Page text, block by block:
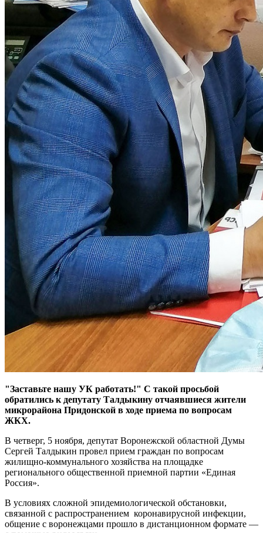
"Заставьте нашу УК работать!" С такой просьбой
обратились к депутату Талдыкину отчаявшиеся жители
микрорайона Придонской в ходе приема по вопросам
ЖКХ.
В четверг, 5 ноября, депутат Воронежской областной Думы
Сергей Талдыкин провел прием граждан по вопросам
жилищно-коммунального хозяйства на площадке
регионального общественной приемной партии «Единая
Россия».
В условиях сложной эпидемиологической обстановки,
связанной с распространением коронавирусной инфекции,
общение с воронежцами прошло в дистанционном формате —